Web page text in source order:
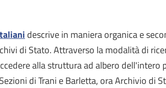
descrive in maniera organica e
di Stato. Attraverso la modalità di
alla struttura ad albero dell'intero
di Trani e Barletta, ora Archivio di